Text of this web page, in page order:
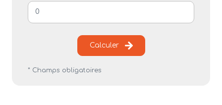
Calculer
* Champs obligatoires